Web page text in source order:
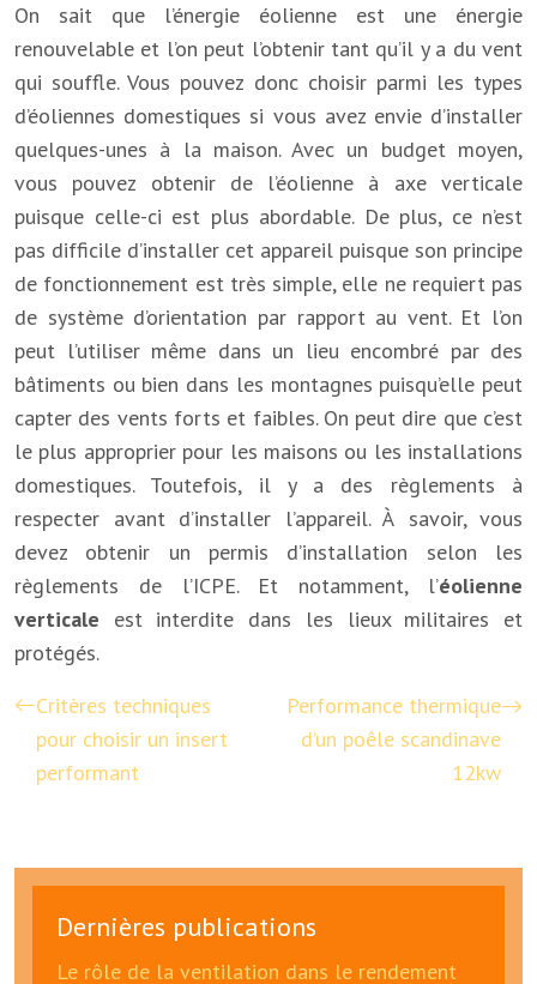
On sait que l’énergie éolienne est une énergie
renouvelable et l’on peut l’obtenir tant qu’il y a du vent
qui souffle. Vous pouvez donc choisir parmi les types
d’éoliennes domestiques si vous avez envie d’installer
quelques-unes à la maison. Avec un budget moyen,
vous pouvez obtenir de l’éolienne à axe verticale
puisque celle-ci est plus abordable. De plus, ce n’est
pas difficile d’installer cet appareil puisque son principe
de fonctionnement est très simple, elle ne requiert pas
de système d’orientation par rapport au vent. Et l’on
peut l’utiliser même dans un lieu encombré par des
bâtiments ou bien dans les montagnes puisqu’elle peut
capter des vents forts et faibles. On peut dire que c’est
le plus approprier pour les maisons ou les installations
domestiques. Toutefois, il y a des règlements à
respecter avant d’installer l’appareil. À savoir, vous
devez obtenir un permis d’installation selon les
règlements de l’ICPE. Et notamment, l’éolienne
verticale est interdite dans les lieux militaires et
protégés.
Critères techniques
pour choisir un insert
performant
Performance thermique
d’un poêle scandinave
12kw
Dernières publications
Le rôle de la ventilation dans le rendement